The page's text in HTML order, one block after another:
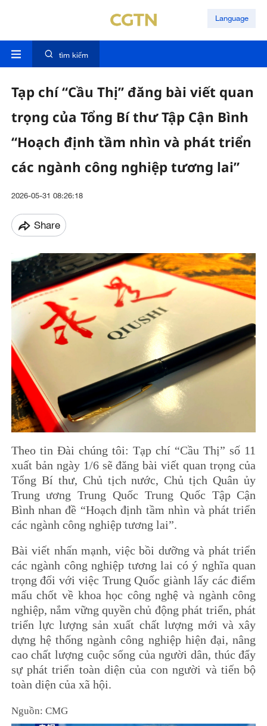
Language
tìm kiếm
Tạp chí “Cầu Thị” đăng bài viết quan
trọng của Tổng Bí thư Tập Cận Bình
“Hoạch định tầm nhìn và phát triển
các ngành công nghiệp tương lai”
2026-05-31 08:26:18
Share
Theo tin Đài chúng tôi: Tạp chí “Cầu Thị” số 11
xuất bản ngày 1/6 sẽ đăng bài viết quan trọng của
Tổng Bí thư, Chủ tịch nước, Chủ tịch Quân ủy
Trung ương Trung Quốc Trung Quốc Tập Cận
Bình nhan đề “Hoạch định tầm nhìn và phát triển
các ngành công nghiệp tương lai”.
Bài viết nhấn mạnh, việc bồi dưỡng và phát triển
các ngành công nghiệp tương lai có ý nghĩa quan
trọng đối với việc Trung Quốc giành lấy các điểm
mấu chốt về khoa học công nghệ và ngành công
nghiệp, nắm vững quyền chủ động phát triển, phát
triển lực lượng sản xuất chất lượng mới và xây
dựng hệ thống ngành công nghiệp hiện đại, nâng
cao chất lượng cuộc sống của người dân, thúc đẩy
sự phát triển toàn diện của con người và tiến bộ
toàn diện của xã hội.
Nguồn: CMG